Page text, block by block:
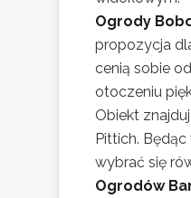
Ogrody
propozycja
cenią sobie
otoczeniu
Obiekt
Pittich.
wybrać się
Ogrodów